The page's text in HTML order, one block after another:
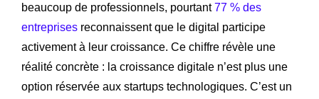
beaucoup de professionnels, pourtant77 % des
entreprises reconnaissent que le digital participe
activement à leur croissance. Ce chiffre révèle une
réalité concrète : la croissance digitale n’est plus une
option réservée aux startups technologiques. C’est un